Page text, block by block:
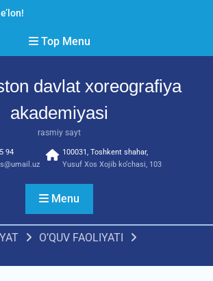
bo‘lib o‘tdi
ILMIY-
Top Menu
davlat xoreografiya
akademiyasi
rasmiy sayt
94
100031, Toshkent shahar,
Yusuf Xos Xojib ko‘chasi, 103
Menu
O’QUV FAOLIYATI